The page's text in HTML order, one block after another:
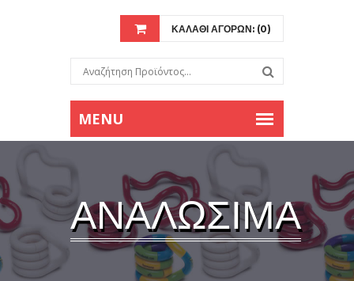
ΚΑΛΑΘΙ ΑΓΟΡΩΝ: (0)
ΑΝΑΛΩΣΙΜΑ